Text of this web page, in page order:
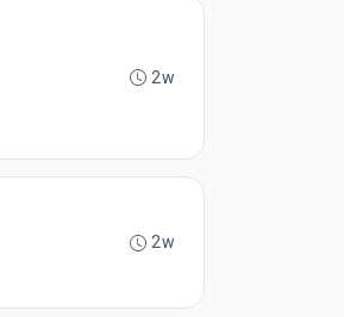
2w
2w